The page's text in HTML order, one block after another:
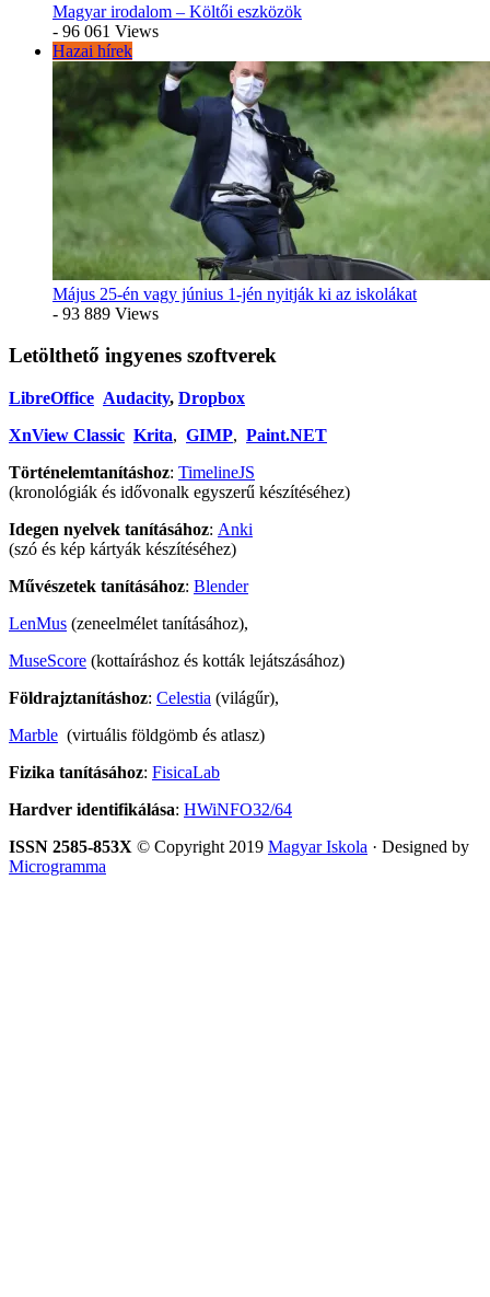
Magyar irodalom – Költői eszközök
- 96 061 Views
Hazai hírek
Május 25-én vagy június 1-jén nyitják ki az iskolákat
- 93 889 Views
Letölthető ingyenes szoftverek
LibreOffice Audacity, Dropbox
XnView Classic Krita, GIMP, Paint.NET
Történelemtanításhoz: TimelineJS
(kronológiák és idővonalk egyszerű készítéséhez)
Idegen nyelvek tanításához: Anki
(szó és kép kártyák készítéséhez)
Művészetek tanításához: Blender
LenMus (zeneelmélet tanításához),
MuseScore (kottaíráshoz és kották lejátszásához)
Földrajztanításhoz: Celestia (világűr),
Marble (virtuális földgömb és atlasz)
Fizika tanításához: FisicaLab
Hardver identifikálása: HWiNFO32/64
ISSN 2585-853X © Copyright 2019 Magyar Iskola · Designed by
Microgramma